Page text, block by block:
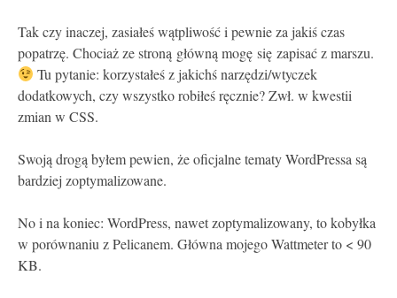
Tak czy inaczej, zasiałeś wątpliwość i pewnie za jakiś czas
popatrzę. Chociaż ze stroną główną mogę się zapisać z marszu.
Tu pytanie: korzystałeś z jakichś narzędzi/wtyczek
dodatkowych, czy wszystko robiłeś ręcznie? Zwł. w kwestii
zmian w CSS.
Swoją drogą byłem pewien, że oficjalne tematy WordPressa są
bardziej zoptymalizowane.
No i na koniec: WordPress, nawet zoptymalizowany, to kobyłka
w porównaniu z Pelicanem. Główna mojego Wattmeter to < 90
KB.